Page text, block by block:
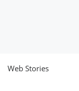
Web Stories